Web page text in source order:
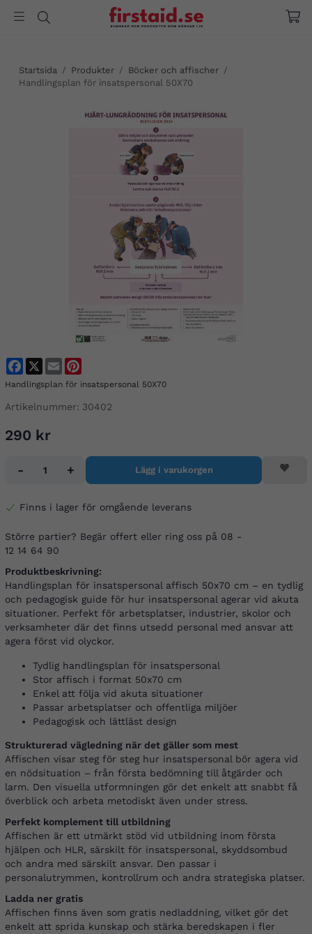
Startsida / Produkter / Böcker och affischer /
Handlingsplan för insatspersonal 50X70
FacebookEmail
Handlingsplan för insatspersonal 50X70
Artikelnummer: 30402
290 kr
- + Lägg i varukorgen
Finns i lager för omgående leverans
Större partier? Begär offert eller ring oss på 08 -
12 14 64 90
Produktbeskrivning:
Handlingsplan för insatspersonal affisch 50x70 cm – en tydlig
och pedagogisk guide för hur insatspersonal agerar vid akuta
situationer. Perfekt för arbetsplatser, industrier, skolor och
verksamheter där det finns utsedd personal med ansvar att
agera först vid olyckor.
Tydlig handlingsplan för insatspersonal
Stor affisch i format 50x70 cm
Enkel att följa vid akuta situationer
Passar arbetsplatser och offentliga miljöer
Pedagogisk och lättläst design
Strukturerad vägledning när det gäller som mest
Affischen visar steg för steg hur insatspersonal bör agera vid
en nödsituation – från första bedömning till åtgärder och
larm. Den visuella utformningen gör det enkelt att snabbt få
överblick och arbeta metodiskt även under stress.
Perfekt komplement till utbildning
Affischen är ett utmärkt stöd vid utbildning inom första
hjälpen och HLR, särskilt för insatspersonal, skyddsombud
och andra med särskilt ansvar. Den passar i
personalutrymmen, kontrollrum och andra strategiska platser.
Ladda ner gratis
Affischen finns även som gratis nedladdning, vilket gör det
enkelt att sprida kunskap och stärka beredskapen i fler